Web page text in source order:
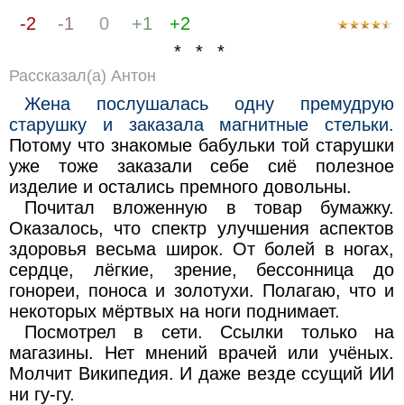
-2
-1 0 +1
+2
* * *
Рассказал(а) Антон
Жена послушалась одну премудрую
старушку и заказала магнитные стельки.
Потому что знакомые бабульки той старушки
уже тоже заказали себе сиё полезное
изделие и остались премного довольны.
Почитал вложенную в товар бумажку.
Оказалось, что спектр улучшения аспектов
здоровья весьма широк. От болей в ногах,
сердце, лёгкие, зрение, бессонница до
гонореи, поноса и золотухи. Полагаю, что и
некоторых мёртвых на ноги поднимает.
Посмотрел в сети. Ссылки только на
магазины. Нет мнений врачей или учёных.
Молчит Википедия. И даже везде ссущий ИИ
ни гу-гу.